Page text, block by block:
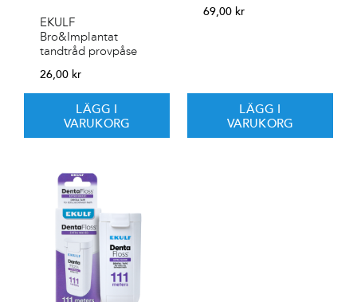
EKULF
Bro&Implantat
tandtråd provpåse
26,00 kr
LÄGG I
VARUKORG
69,00 kr
LÄGG I
VARUKORG